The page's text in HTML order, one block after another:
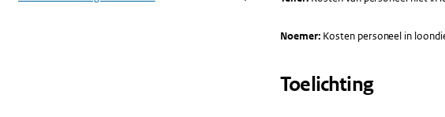
Noemer: Kosten personeel in
Toelichting